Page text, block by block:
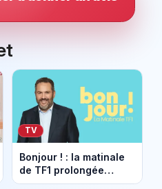
TV
Bonjour ! : la matinale
de TF1 prolongée
jusqu’à 10h avec deux